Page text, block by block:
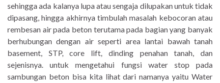
sehingga ada kalanya lupa atau sengaja dilupakan untuk tidak
dipasang, hingga akhirnya timbulah masalah kebocoran atau
rembesan air pada beton terutama pada bagian yang banyak
berhubungan dengan air seperti area lantai bawah tanah
basement, STP, core lift, dinding penahan tanah, dan
sejenisnya. untuk mengetahui fungsi water stop pada
sambungan beton bisa kita lihat dari namanya yaitu Water